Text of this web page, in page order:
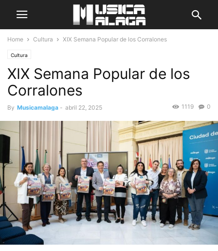
Home Cultura XIX Semana Popular de los Corralones
Cultura
XIX Semana Popular de los
Corralones
By Musicamalaga - abril 22, 2025 0
1119